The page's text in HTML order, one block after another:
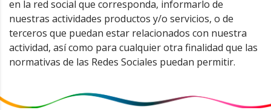
en la red social que corresponda, informarlo de
nuestras actividades productos y/o servicios, o de
terceros que puedan estar relacionados con nuestra
actividad, así como para cualquier otra finalidad que las
normativas de las Redes Sociales puedan permitir.